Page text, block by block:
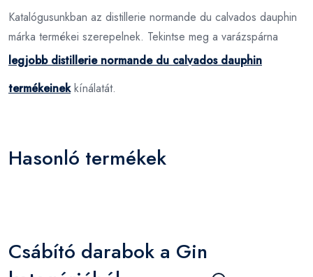
Katalógusunkban az distillerie normande du calvados dauphin
márka termékei szerepelnek. Tekintse meg a varázspárna
legjobb distillerie normande du calvados dauphin
termékeinekkínálatát.
Hasonló termékek
Csábító darabok a Gin